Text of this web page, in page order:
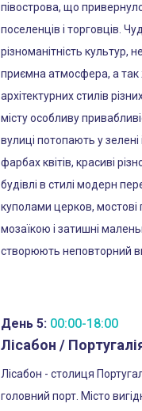
півострова, що
поселенців і торговців.
різноманітність культур,
приємна атмосфера, а
архітектурних стилів
місту особливу
вулиці потопають у зелені
фарбах квітів, красиві
будівлі в стилі модерн
куполами церков, мостові
мозаїкою і затишні
створюють неповторний
День 5: 00:00-18:00
Лісабон /
Лісабон - столиця
головний порт. Місто